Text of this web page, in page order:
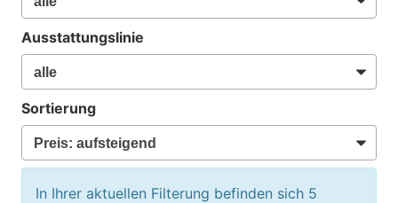
Ausstattungslinie
Sortierung
In Ihrer aktuellen Filterung befinden sich 5